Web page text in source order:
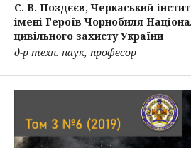
С. В. Поздєєв,Черкаський
імені Героїв Чорнобиля
цивільного захисту України
д-р техн. наук, професор